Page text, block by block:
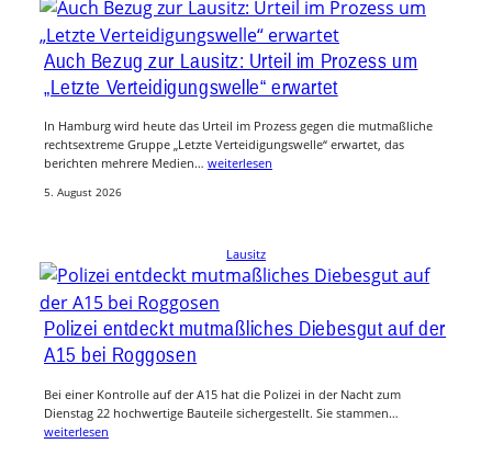
Auch Bezug zur Lausitz: Urteil im Prozess um
„Letzte Verteidigungswelle“ erwartet
In Hamburg wird heute das Urteil im Prozess gegen die mutmaßliche
rechtsextreme Gruppe „Letzte Verteidigungswelle“ erwartet, das
berichten mehrere Medien… weiterlesen
5. August 2026
Lausitz
Polizei entdeckt mutmaßliches Diebesgut auf der
A15 bei Roggosen
Bei einer Kontrolle auf der A15 hat die Polizei in der Nacht zum
Dienstag 22 hochwertige Bauteile sichergestellt. Sie stammen…
weiterlesen